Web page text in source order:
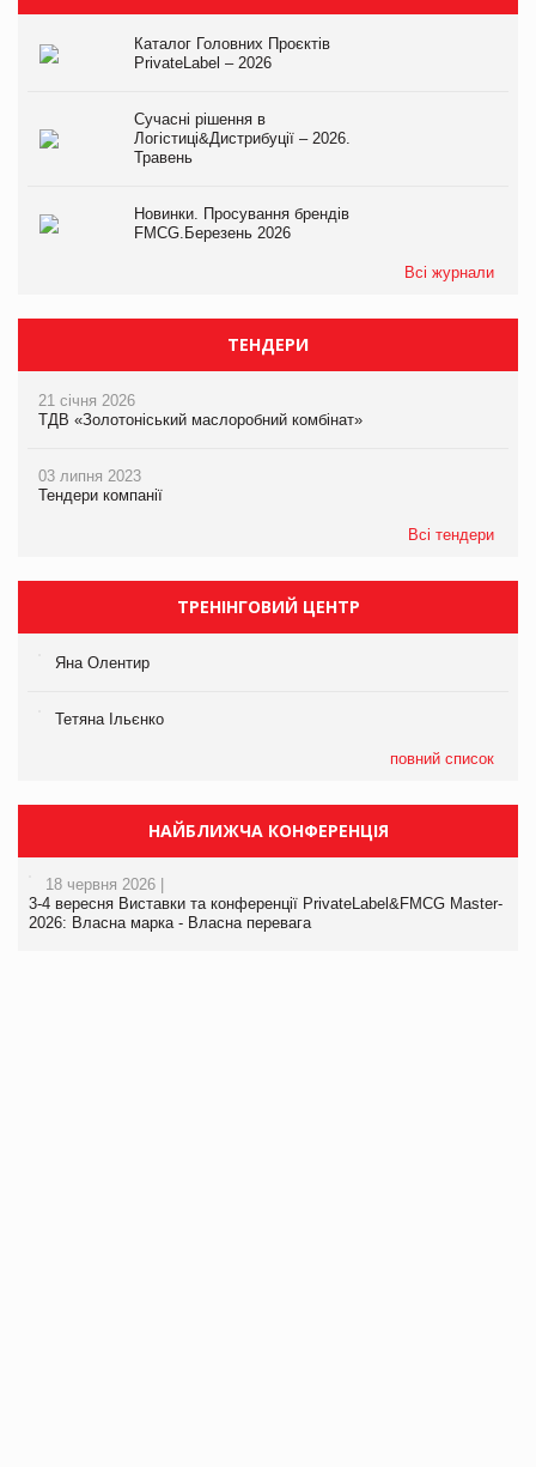
Каталог Головних Проєктів
PrivateLabel – 2026
Сучасні рішення в
Логістиці&Дистрибуції – 2026.
Травень
Новинки. Просування брендів
FMCG.Березень 2026
Всі журнали
ТЕНДЕРИ
21 січня 2026
ТДВ «Золотоніський маслоробний комбінат»
03 липня 2023
Тендери компанії
Всі тендери
ТРЕНІНГОВИЙ ЦЕНТР
Яна Олентир
Тетяна Ільєнко
повний список
НАЙБЛИЖЧА КОНФЕРЕНЦІЯ
18 червня 2026 |
3-4 вересня Виставки та конференції PrivateLabel&FMCG Master-
2026: Власна марка - Власна перевага